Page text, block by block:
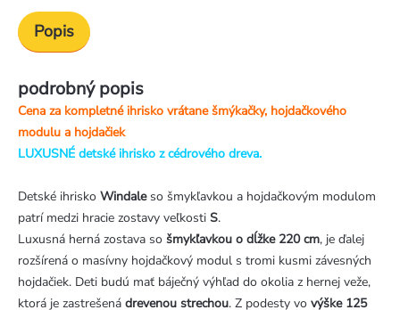
Popis
podrobný popis
Cena za kompletné ihrisko vrátane šmýkačky, hojdačkového
modulu a hojdačiek
LUXUSNÉ detské ihrisko z cédrového dreva.
Detské ihrisko Windaleso šmykľavkou a hojdačkovým modulom
patrí medzi hracie zostavy veľkosti S.
Luxusná herná zostava so šmykľavkou o dĺžke 220 cm, je ďalej
rozšírená o masívny hojdačkový modul s tromi kusmi závesných
hojdačiek. Deti budú mať báječný výhľad do okolia z hernej veže,
ktorá je zastrešená drevenou strechou. Z podesty vo výške 125